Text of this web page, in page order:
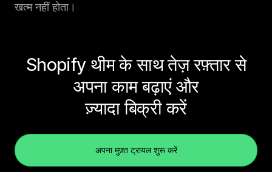
खत्म नहीं होता।
Shopify थीम के साथ तेज़ रफ़्तार से
अपना काम बढ़ाएं और
ज़्यादा बिक्री करें
अपना मुफ़्त ट्रायल शुरू करें